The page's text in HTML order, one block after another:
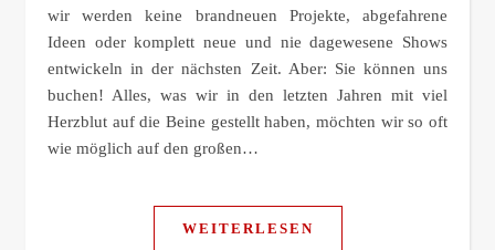
wir werden keine brandneuen Projekte, abgefahrene
Ideen oder komplett neue und nie dagewesene Shows
entwickeln in der nächsten Zeit. Aber: Sie können uns
buchen! Alles, was wir in den letzten Jahren mit viel
Herzblut auf die Beine gestellt haben, möchten wir so oft
wie möglich auf den großen…
WEITERLESEN